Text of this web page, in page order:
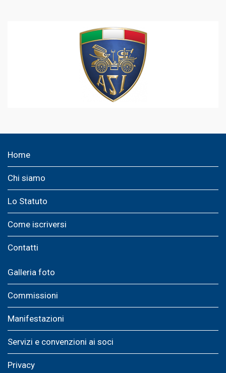
Home
Chi siamo
Lo Statuto
Come iscriversi
Contatti
Galleria foto
Commissioni
Manifestazioni
Servizi e convenzioni ai soci
Privacy